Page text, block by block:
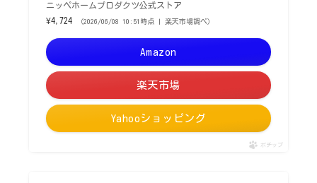
ニッペホームプロダクツ公式ストア
¥4,724
（2026/06/08 10:51時点 | 楽天市場調べ）
Amazon
楽天市場
Yahooショッピング
ポチップ